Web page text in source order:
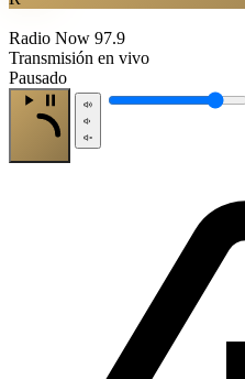
Radio Now 97.9
Transmisión en vivo
Pausado